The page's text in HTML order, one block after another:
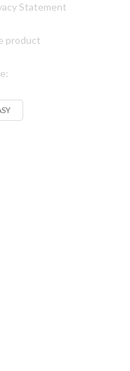
Statement
product